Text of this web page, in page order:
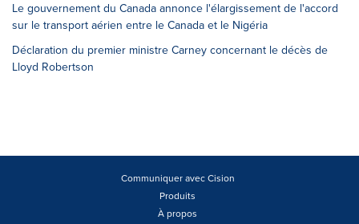
Le gouvernement du Canada annonce l'élargissement de l'accord
sur le transport aérien entre le Canada et le Nigéria
Déclaration du premier ministre Carney concernant le décès de
Lloyd Robertson
Communiquer avec Cision
Produits
À propos